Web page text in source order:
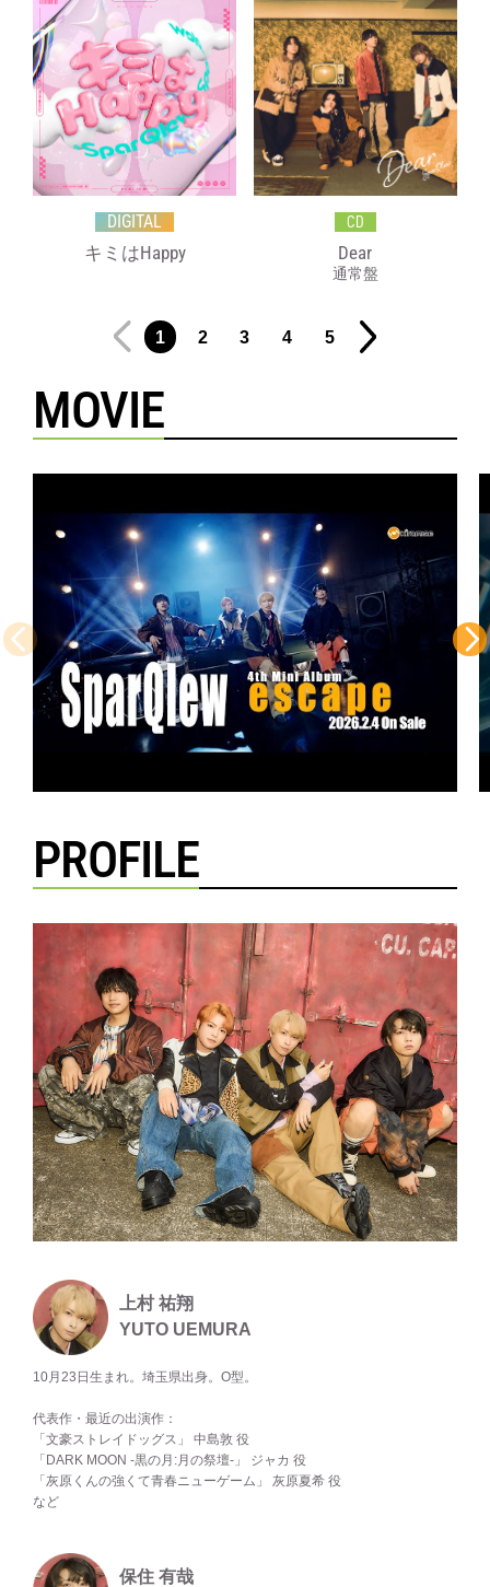
DIGITAL
キミはHappy
CD
Dear
通常盤
1 2 3 4 5
MOVIE
PROFILE
上村 祐翔
YUTO UEMURA
10月23日生まれ。埼玉県出身。O型。
代表作・最近の出演作：
「文豪ストレイドッグス」 中島敦 役
「DARK MOON -黒の月:月の祭壇-」 ジャカ 役
「灰原くんの強くて青春ニューゲーム」 灰原夏希 役
など
保住 有哉